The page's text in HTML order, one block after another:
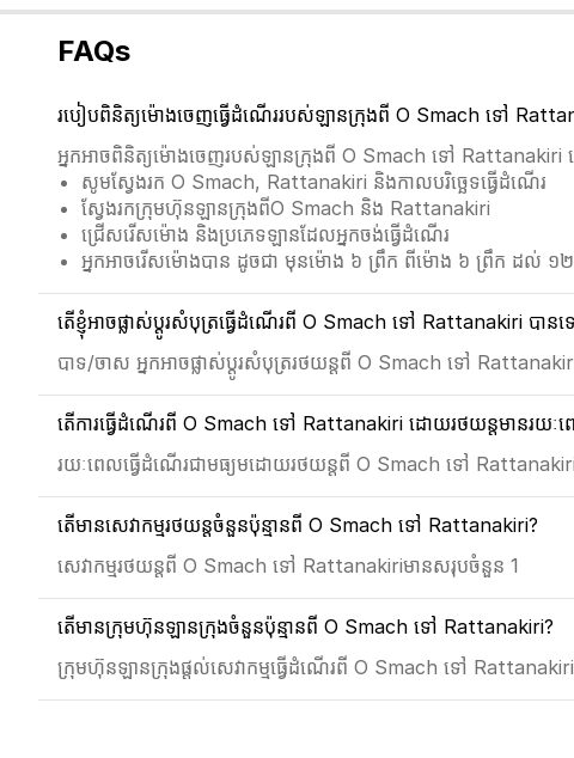
FAQs
របៀបពិនិត្យម៉ោងចេញធ្វើដំណើររបស់ឡានក្រុងពី O Smach ទៅ
អ្នកអាចពិនិត្យម៉ោងចេញរបស់ឡានក្រុងពី O Smach ទៅ Rattanakiri
សូមស្វែងរក O Smach, Rattanakiri និងកាលបរិច្ឆេទធ្វើដំណើរ
ស្វែងរកក្រុមហ៊ុនឡានក្រុងពីO Smach និង Rattanakiri
ជ្រើសរើសម៉ោង និងប្រភេទឡានដែលអ្នកចង់ធ្វើដំណើរ
អ្នកអាចរើសម៉ោងបាន ដូចជា មុនម៉ោង ៦ ព្រឹក ពីម៉ោង ៦ ព្រឹក ដល់ ១
តើខ្ញុំអាចផ្លាស់ប្ដូរសំបុត្រធ្វើដំណើរពី O Smach ទៅ Rattanakiri បានទ
បាទ/ចាស អ្នកអាចផ្លាស់ប្ដូរសំបុត្ររថយន្តពី O Smach ទៅ
តើការធ្វើដំណើរពី O Smach ទៅ Rattanakiri ដោយរថយន្តមានរយៈព
រយៈពេលធ្វើដំណើរជាមធ្យមដោយរថយន្តពី O Smach ទៅ
តើមានសេវាកម្មរថយន្តចំនួនប៉ុន្មានពី O Smach ទៅ Rattanakiri?
សេវាកម្មរថយន្តពី O Smach ទៅ Rattanakiriមានសរុបចំនួន 1
តើមានក្រុមហ៊ុនឡានក្រុងចំនួនប៉ុន្មានពី O Smach ទៅ Rattanakiri?
ក្រុមហ៊ុនឡានក្រុងផ្ដល់សេវាកម្មធ្វើដំណើរពី O Smach ទៅ